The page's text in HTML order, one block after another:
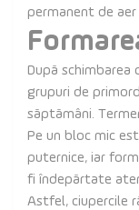
permanent de aer
După
grupuri de
săptămâni.
Pe un bloc mic
puternice, iar
fi îndepărtate
Astfel, ciupercile